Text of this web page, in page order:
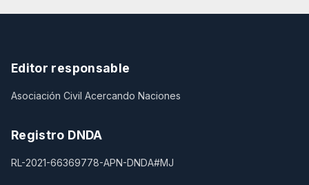
Editor responsable
Asociación Civil Acercando Naciones
Registro DNDA
RL-2021-66369778-APN-DNDA#MJ